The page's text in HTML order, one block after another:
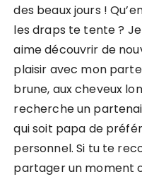
des beaux jours !
les draps te tente ?
aime découvrir de
plaisir avec mon
brune, aux cheveux
recherche un
qui soit papa de
personnel. Si tu te
partager un moment